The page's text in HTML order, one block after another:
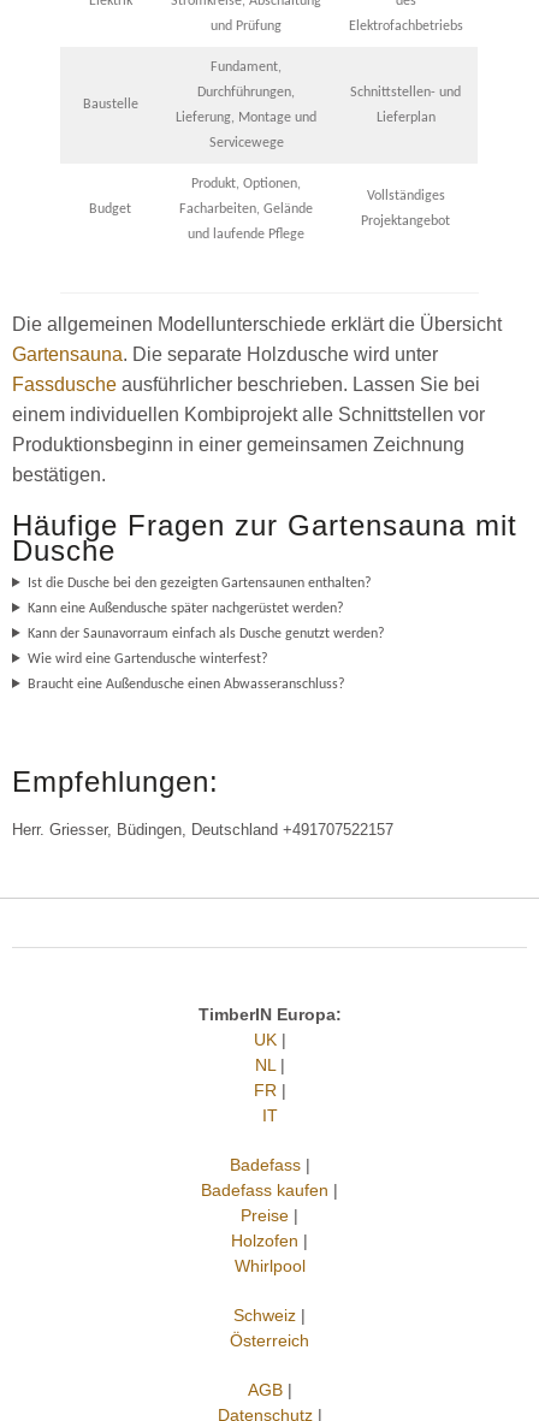
und Prüfung
Elektrofachbetriebs
Baustelle
Fundament,
Durchführungen,
Lieferung, Montage und
Servicewege
Schnittstellen- und
Lieferplan
Budget
Produkt, Optionen,
Facharbeiten, Gelände
und laufende Pflege
Vollständiges
Projektangebot
Die allgemeinen Modellunterschiede erklärt die Übersicht
Gartensauna. Die separate Holzdusche wird unter
Fassdusche ausführlicher beschrieben. Lassen Sie bei
einem individuellen Kombiprojekt alle Schnittstellen vor
Produktionsbeginn in einer gemeinsamen Zeichnung
bestätigen.
Häufige Fragen zur Gartensauna mit
Dusche
Ist die Dusche bei den gezeigten Gartensaunen enthalten?
Kann eine Außendusche später nachgerüstet werden?
Kann der Saunavorraum einfach als Dusche genutzt werden?
Wie wird eine Gartendusche winterfest?
Braucht eine Außendusche einen Abwasseranschluss?
Empfehlungen:
Herr. Griesser, Büdingen, Deutschland +491707522157
TimberIN Europa:
UK|
NL |
FR |
IT
Badefass|
Badefass kaufen |
Preise |
Holzofen |
Whirlpool
Schweiz |
Österreich
AGB|
Datenschutz|